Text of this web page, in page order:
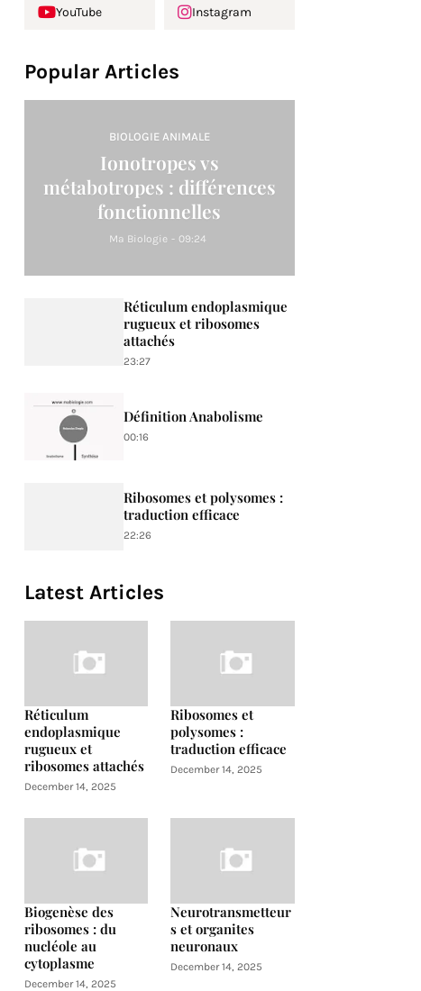
YouTube Instagram
Popular Articles
BIOLOGIE ANIMALE
Ionotropes vs
métabotropes : différences
fonctionnelles
Ma Biologie - 09:24
Réticulum endoplasmique
rugueux et ribosomes
attachés
23:27
Définition Anabolisme
00:16
Ribosomes et polysomes :
traduction efficace
22:26
Latest Articles
Réticulum
endoplasmique
rugueux et
ribosomes attachés
December 14, 2025
Ribosomes et
polysomes :
traduction efficace
December 14, 2025
Biogenèse des
ribosomes : du
nucléole au
cytoplasme
December 14, 2025
Neurotransmetteur
s et organites
neuronaux
December 14, 2025